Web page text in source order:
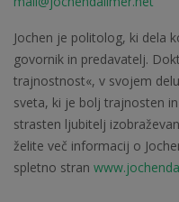
Jochen je politolog, ki dela
govornik in predavatelj.
trajnostnost«, v svojem
sveta, ki je bolj trajnosten
strasten ljubitelj
želite več informacij o
spletno stran